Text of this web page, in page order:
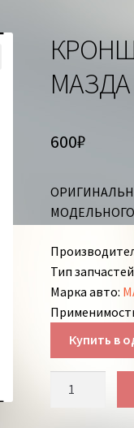
МАЗДА
600₽
Тип запчастей
Марка авто:
Купить в